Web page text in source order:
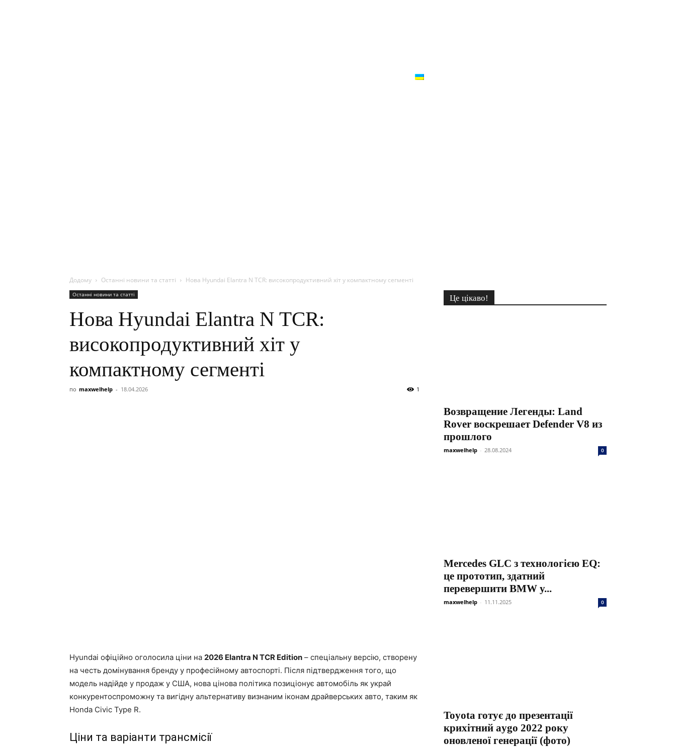
Додому Останні новини та статті Нова Hyundai Elantra N TCR: високопродуктивний хіт у компактному сегменті
Останні новини та статті
Нова Hyundai Elantra N TCR:
високопродуктивний хіт у
компактному сегменті
по maxwelhelp - 18.04.2026 1
Hyundai офіційно оголосила ціни на 2026 Elantra N TCR Edition – спеціальну версію, створену
на честь домінування бренду у професійному автоспорті. Після підтвердження того, що
модель надійде у продаж у США, нова цінова політика позиціонує автомобіль як украй
конкурентоспроможну та вигідну альтернативу визнаним іконам драйверських авто, таким як
Honda Civic Type R.
Ціни та варіанти трансмісії
Це цікаво!
Возвращение Легенды: Land
Rover воскрешает Defender V8 из
прошлого
maxwelhelp - 28.08.2024 0
Mercedes GLC з технологією EQ:
це прототип, здатний
перевершити BMW у...
maxwelhelp - 11.11.2025 0
Toyota готує до презентації
крихітний aygo 2022 року
оновленої генерації (фото)